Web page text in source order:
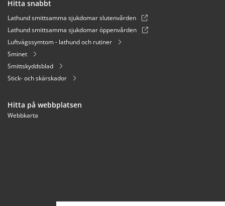
Hitta snabbt
Lathund smittsamma sjukdomar slutenvården
Lathund smittsamma sjukdomar öppenvården
Luftvägssymtom - lathund och rutiner
Sminet
Smittskyddsblad
Stick- och skärskador
Hitta på webbplatsen
Webbkarta